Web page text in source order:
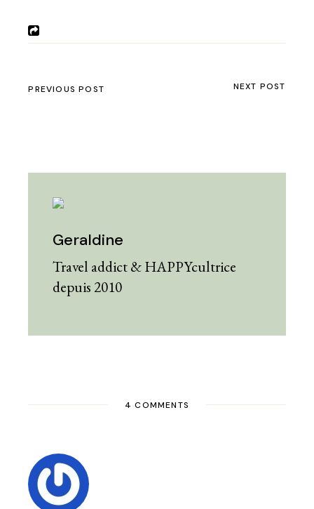
PREVIOUS POST NEXT POST
Geraldine
Travel addict & HAPPYcultrice
depuis 2010
4 COMMENTS